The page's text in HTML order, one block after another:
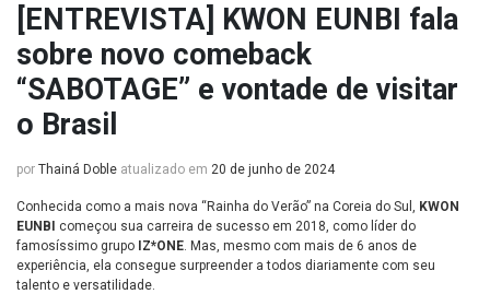
[ENTREVISTA] KWON EUNBI fala
sobre novo comeback
“SABOTAGE” e vontade de visitar
o Brasil
por Thainá Doble atualizado em 20 de junho de 2024
Conhecida como a mais nova “Rainha do Verão” na Coreia do Sul, KWON
EUNBI
começou sua carreira de sucesso em 2018, como líder do
famosíssimo grupo IZ*ONE. Mas, mesmo com mais de 6 anos de
experiência, ela consegue surpreender a todos diariamente com seu
talento e versatilidade.